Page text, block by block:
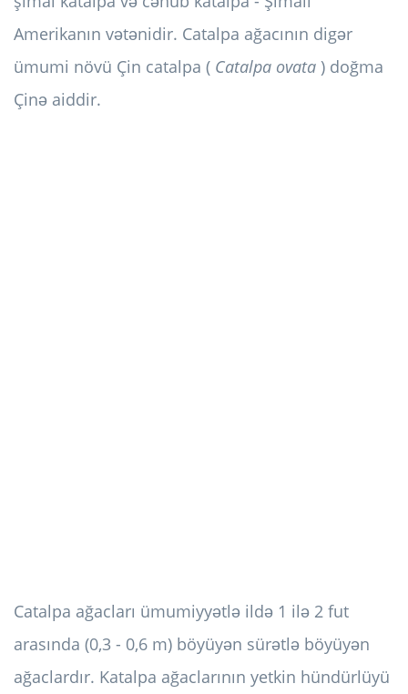
Amerikanın vətənidir. Catalpa ağacının digər
ümumi növü Çin catalpa ( Catalpa ovata ) doğma
Çinə aiddir.
Catalpa ağacları ümumiyyətlə ildə 1 ilə 2 fut
arasında (0,3 - 0,6 m) böyüyən sürətlə böyüyən
ağaclardır. Katalpa ağaclarının yetkin hündürlüyü